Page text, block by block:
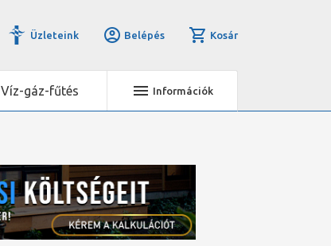
Üzleteink Belépés Kosár
Víz-gáz-fűtés Információk